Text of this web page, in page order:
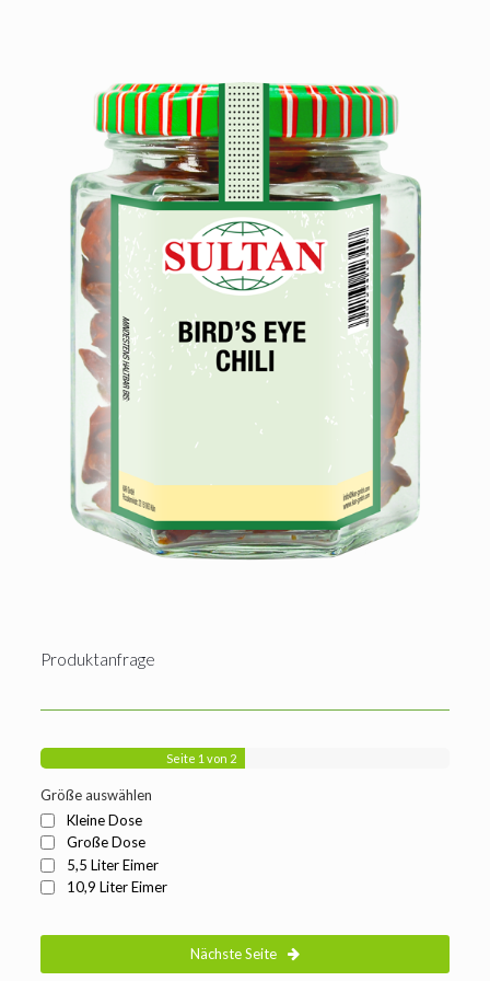
Produktanfrage
Seite 1 von 2
Größe auswählen
Kleine Dose
Große Dose
5,5 Liter Eimer
10,9 Liter Eimer
Nächste Seite